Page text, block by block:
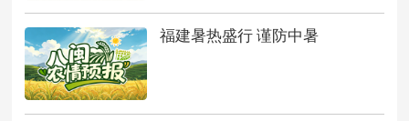
福建暑热盛行 谨防中暑